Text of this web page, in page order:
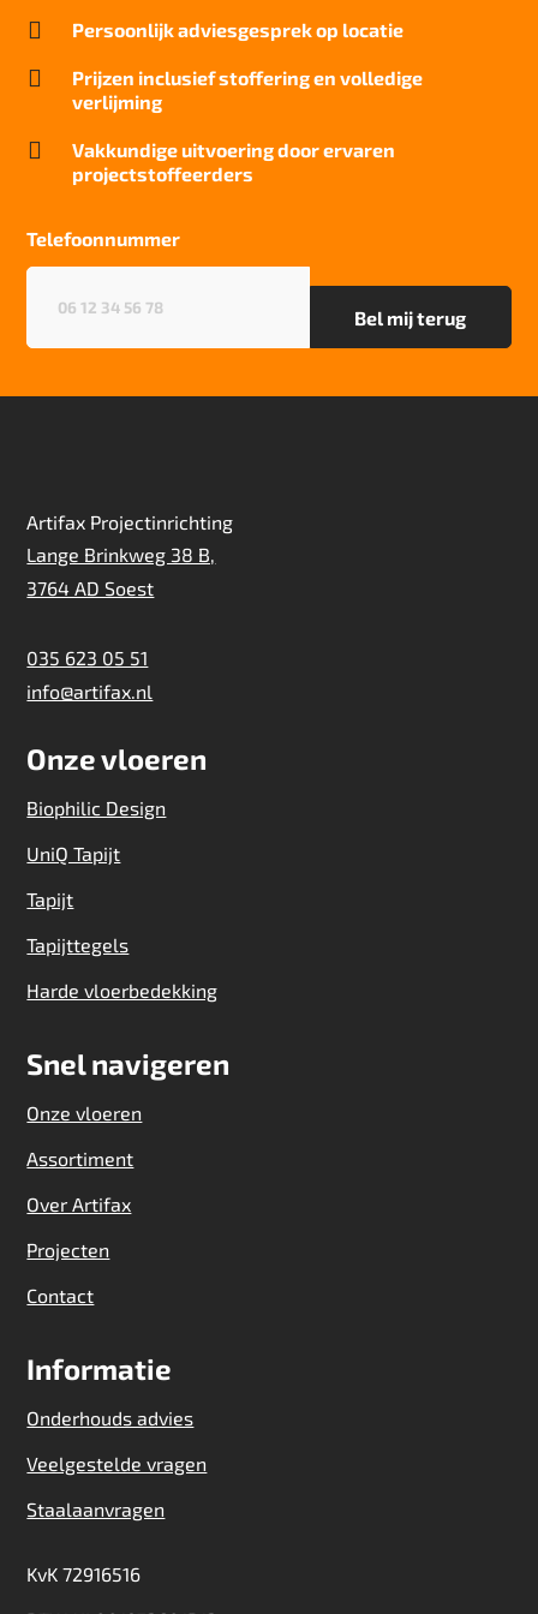
Bfl-S1
Kwaliteitslabel GUT
5CE3AAE2
Particulier gebruik
sterk
sterk
 Persoonlijk adviesgesprek op locatie

Prijzen inclusief stoffering en volledige
verlijming

Vakkundige uitvoering door ervaren
projectstoffeerders
Telefoonnummer
Artifax Projectinrichting
Lange Brinkweg 38 B,
3764 AD Soest
035 623 05 51
info@artifax.nl
Onze vloeren
Biophilic Design
UniQ Tapijt
Tapijt
Tapijttegels
Harde vloerbedekking
Snel navigeren
Onze vloeren
Assortiment
Over Artifax
Projecten
Contact
Informatie
Onderhouds advies
Veelgestelde vragen
Staalaanvragen
KvK 72916516